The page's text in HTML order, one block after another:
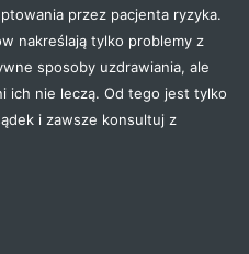
przez pacjenta ryzyka.
nakreślają tylko problemy z
sposoby uzdrawiania, ale
ich nie leczą. Od tego jest tylko
i zawsze konsultuj z